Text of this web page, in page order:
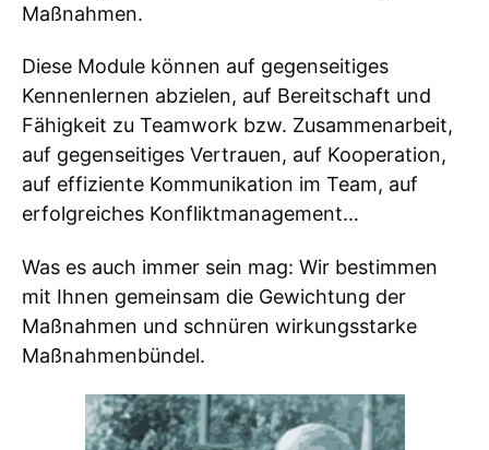
Maßnahmen.
Diese Module können auf gegenseitiges
Kennenlernen abzielen, auf Bereitschaft und
Fähigkeit zu Teamwork bzw. Zusammenarbeit,
auf gegenseitiges Vertrauen, auf Kooperation,
auf effiziente Kommunikation im Team, auf
erfolgreiches Konfliktmanagement…
Was es auch immer sein mag: Wir bestimmen
mit Ihnen gemeinsam die Gewichtung der
Maßnahmen und schnüren wirkungsstarke
Maßnahmenbündel.